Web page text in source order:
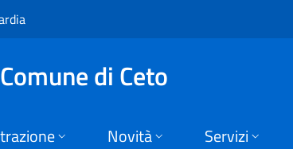
di Ceto
Comune di Ceto
Novità Servizi